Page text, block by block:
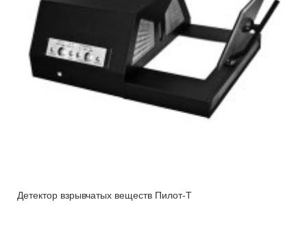
Детектор взрывчатых веществ Пилот-Т